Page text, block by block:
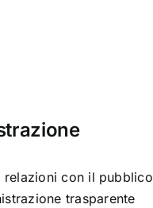
relazioni con il pubblico
trasparente